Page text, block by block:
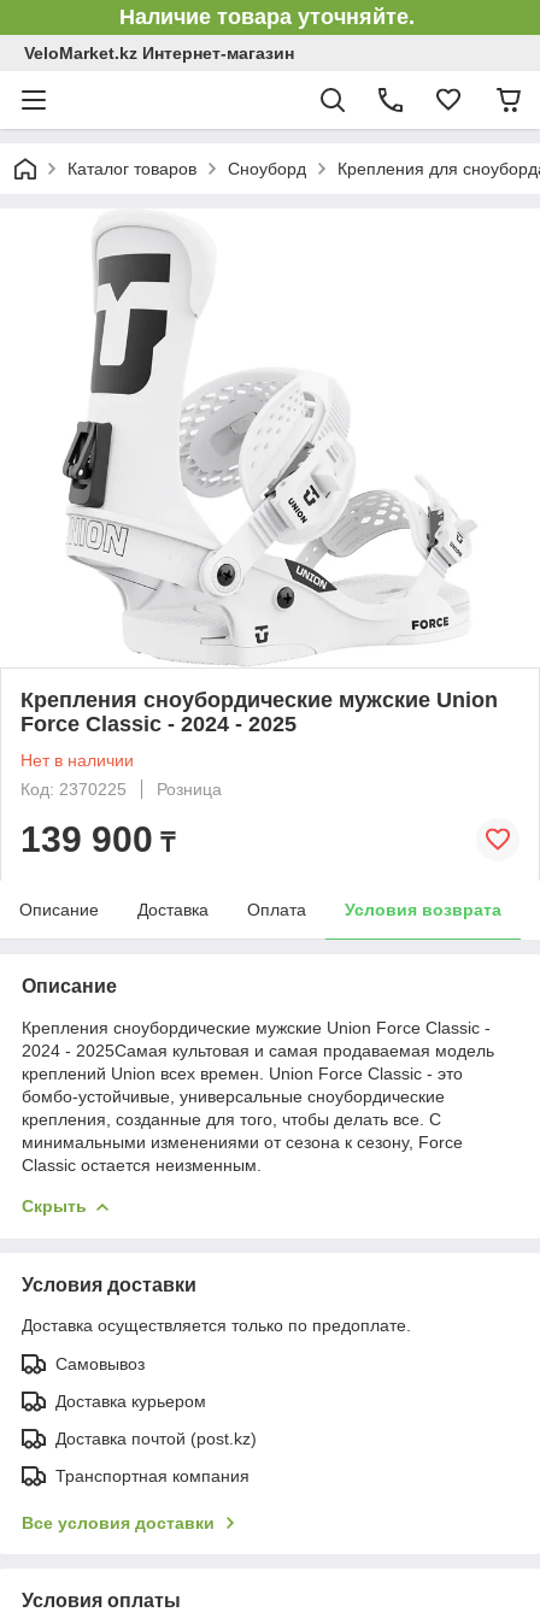
Наличие товара уточняйте.
VeloMarket.kz Интернет-магазин
Каталог товаров Сноуборд Крепления для
Крепления сноубордические мужские Union
Force Classic - 2024 - 2025
Нет в наличии
Код: 2370225
Розница
139 900 ₸
Описание Доставка Оплата Условия возврата
Описание
Крепления сноубордические мужские Union Force Classic -
2024 - 2025Самая культовая и самая продаваемая модель
креплений Union всех времен. Union Force Classic - это
бомбо-устойчивые, универсальные сноубордические
крепления, созданные для того, чтобы делать все. С
минимальными изменениями от сезона к сезону, Force
Classic остается неизменным.
Скрыть
Условия доставки
Доставка осуществляется только по предоплате.
Самовывоз
Доставка курьером
Доставка почтой (post.kz)
Транспортная компания
Все условия доставки
Условия оплаты